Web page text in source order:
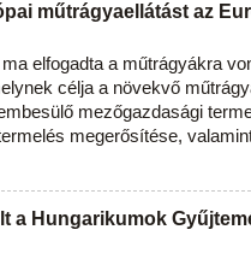
műtrágyaellátást az
elfogadta a műtrágyákra
célja a növekvő
mezőgazdasági
megerősítése,
a Hungarikumok